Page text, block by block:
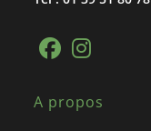
A propos